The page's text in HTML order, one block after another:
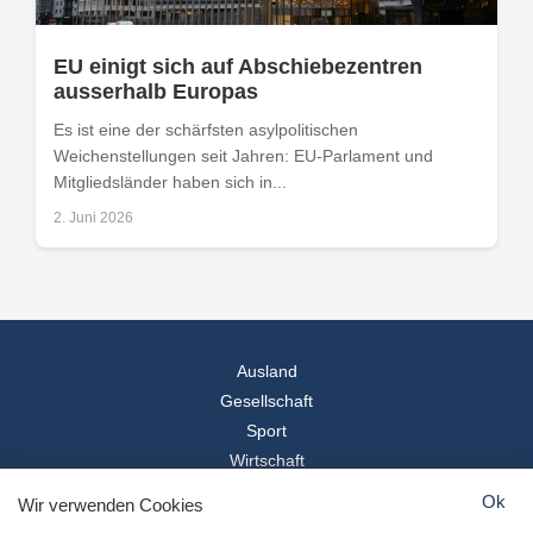
EU einigt sich auf Abschiebezentren
ausserhalb Europas
Es ist eine der schärfsten asylpolitischen
Weichenstellungen seit Jahren: EU-Parlament und
Mitgliedsländer haben sich in...
2. Juni 2026
Ausland
Gesellschaft
Sport
Wirtschaft
© 2026Landesspiegel
Wir verwenden Cookies Ok